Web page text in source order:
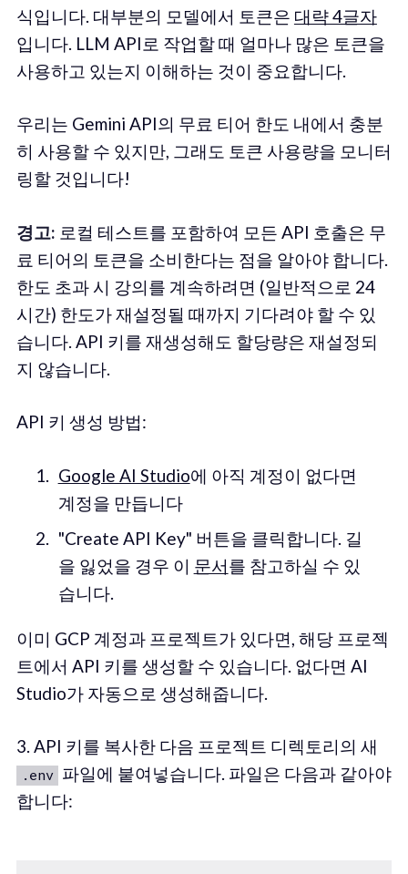
식입니다. 대부분의 모델에서 토큰은 대략 4글자
입니다. LLM API로 작업할 때 얼마나 많은 토큰을
사용하고 있는지 이해하는 것이 중요합니다.
우리는 Gemini API의 무료 티어 한도 내에서 충분
히 사용할 수 있지만, 그래도 토큰 사용량을 모니터
링할 것입니다!
경고: 로컬 테스트를 포함하여 모든 API 호출은 무
료 티어의 토큰을 소비한다는 점을 알아야 합니다.
한도 초과 시 강의를 계속하려면 (일반적으로 24
시간) 한도가 재설정될 때까지 기다려야 할 수 있
습니다. API 키를 재생성해도 할당량은 재설정되
지 않습니다.
API 키 생성 방법:
Google AI Studio에 아직 계정이 없다면
계정을 만듭니다
"Create API Key" 버튼을 클릭합니다. 길
을 잃었을 경우 이 문서를 참고하실 수 있
습니다.
이미 GCP 계정과 프로젝트가 있다면, 해당 프로젝
트에서 API 키를 생성할 수 있습니다. 없다면 AI
Studio가 자동으로 생성해줍니다.
3. API 키를 복사한 다음 프로젝트 디렉토리의 새
.env 파일에 붙여넣습니다. 파일은 다음과 같아야
합니다: